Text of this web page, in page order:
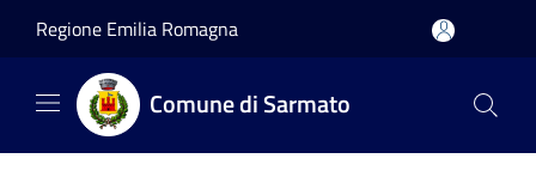
Regione Emilia Romagna
Comune di Sarmato